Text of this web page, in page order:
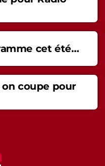
cet été…
coupe pour